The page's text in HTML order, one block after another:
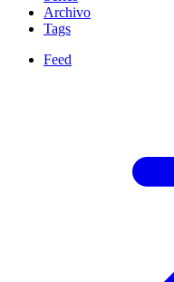
Archivo
Tags
Feed